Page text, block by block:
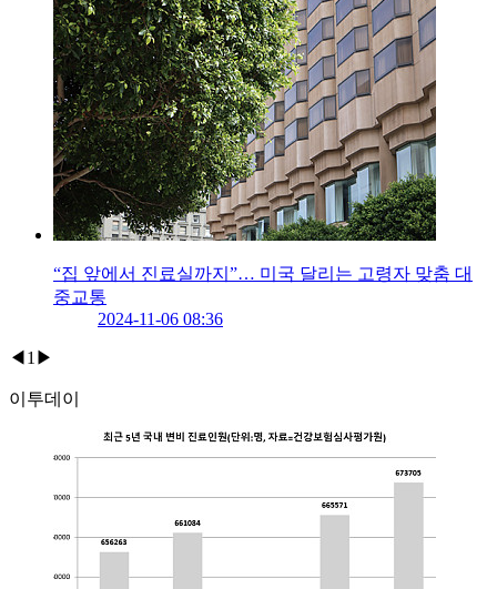
“집 앞에서 진료실까지”… 미국 달리는 고령자 맞춤 대
중교통
2024-11-06 08:36
◀ 1 ▶
이투데이